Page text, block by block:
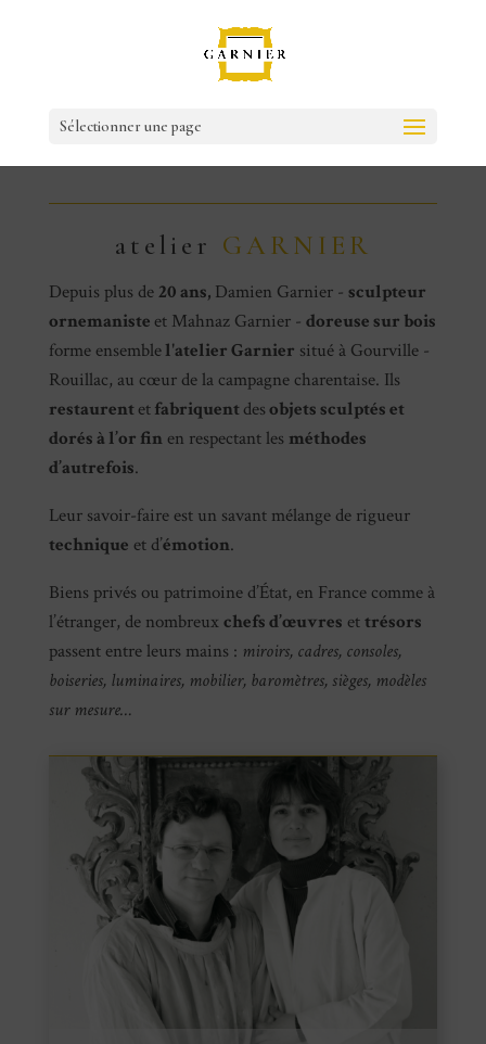
Sélectionner une page
atelier GARNIER
Depuis plus de20 ans, Damien Garnier - sculpteur
ornemaniste et Mahnaz Garnier - doreuse sur bois
forme ensemblel'atelier Garnier situé à Gourville -
Rouillac, au cœur de la campagne charentaise. Ils
restaurent etfabriquent desobjets sculptés et
dorés à l’or finen respectant les méthodes
d’autrefois.
Leur savoir-faire est un savant mélange de rigueur
technique et d’émotion.
Biens privés ou patrimoine d’État, en France comme à
l’étranger, de nombreux chefs d’œuvres ettrésors
passent entre leurs mains : miroirs, cadres, consoles,
boiseries, luminaires, mobilier, baromètres, sièges, modèles
sur mesure…